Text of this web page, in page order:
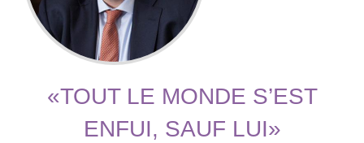
«TOUT LE MONDE S’EST
ENFUI, SAUF LUI»